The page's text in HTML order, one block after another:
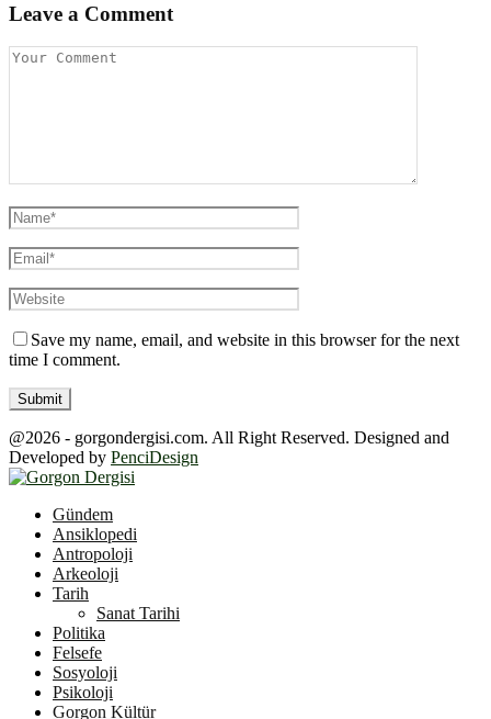
Leave a Comment
Save my name, email, and website in this browser for the next
time I comment.
@2026 - gorgondergisi.com. All Right Reserved. Designed and
Developed by PenciDesign
Gündem
Ansiklopedi
Antropoloji
Arkeoloji
Tarih
Sanat Tarihi
Politika
Felsefe
Sosyoloji
Psikoloji
Gorgon Kültür